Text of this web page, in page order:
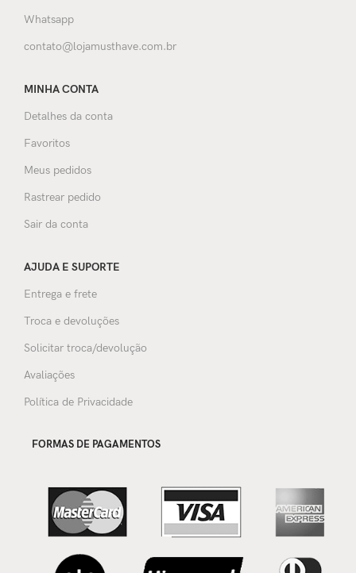
Whatsapp
contato@lojamusthave.com.br
MINHA CONTA
Detalhes da conta
Favoritos
Meus pedidos
Rastrear pedido
Sair da conta
AJUDA E SUPORTE
Entrega e frete
Troca e devoluções
Solicitar troca/devolução
Avaliações
Política de Privacidade
FORMAS DE PAGAMENTOS